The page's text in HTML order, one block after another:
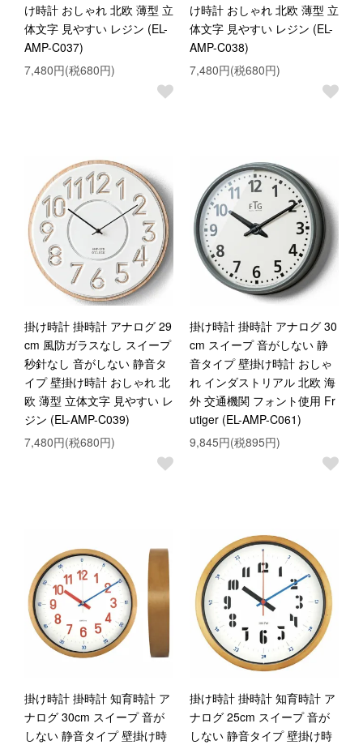
け時計 おしゃれ 北欧 薄型 立
体文字 見やすい レジン (EL-
AMP-C037)
7,480円(税680円)
け時計 おしゃれ 北欧 薄型 立
体文字 見やすい レジン (EL-
AMP-C038)
7,480円(税680円)
掛け時計 掛時計 アナログ 29
cm 風防ガラスなし スイープ
秒針なし 音がしない 静音タ
イプ 壁掛け時計 おしゃれ 北
欧 薄型 立体文字 見やすい レ
ジン (EL-AMP-C039)
7,480円(税680円)
掛け時計 掛時計 アナログ 30
cm スイープ 音がしない 静
音タイプ 壁掛け時計 おしゃ
れ インダストリアル 北欧 海
外 交通機関 フォント使用 Fr
utiger (EL-AMP-C061)
9,845円(税895円)
掛け時計 掛時計 知育時計 ア
ナログ 30cm スイープ 音が
しない 静音タイプ 壁掛け時
掛け時計 掛時計 知育時計 ア
ナログ 25cm スイープ 音が
しない 静音タイプ 壁掛け時